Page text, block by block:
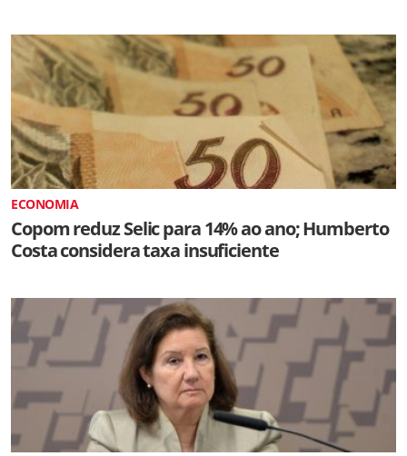
ECONOMIA
Copom reduz Selic para 14% ao ano; Humberto
Costa considera taxa insuficiente